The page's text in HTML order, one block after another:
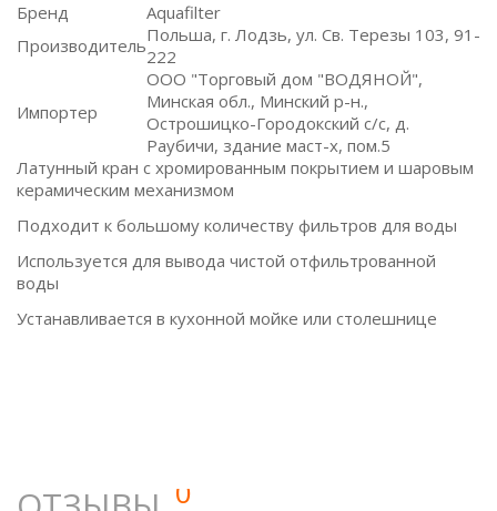
Бренд
Aquafilter
ПроизводительПольша, г. Лодзь, ул. Св. Терезы 103, 91-
222
Импортер
ООО "Торговый дом "ВОДЯНОЙ",
Минская обл., Минский р-н.,
Острошицко-Городокский с/с, д.
Раубичи, здание маст-х, пом.5
Латунный кран с хромированным покрытием и шаровым
керамическим механизмом
Подходит к большому количеству фильтров для воды
Используется для вывода чистой отфильтрованной
воды
Устанавливается в кухонной мойке или столешнице
0